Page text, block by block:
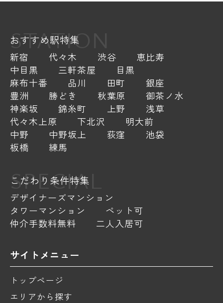
STATION
おすすめ駅特集
新宿 代々木 渋谷
恵比寿
中目黒
三軒茶屋
目黒
麻布十番
品川 田町
銀座
豊洲
勝どき 秋葉原
御茶ノ水
神楽坂
錦糸町 上野
浅草
代々木上原
下北沢
明大前
中野
中野坂上 荻窪
池袋
板橋
練馬
SPECIAL
こだわり条件特集
デザイナーズマンション
タワーマンション
ペット可
仲介手数料無料
二人入居可
サイトメニュー
トップページ
エリアから探す